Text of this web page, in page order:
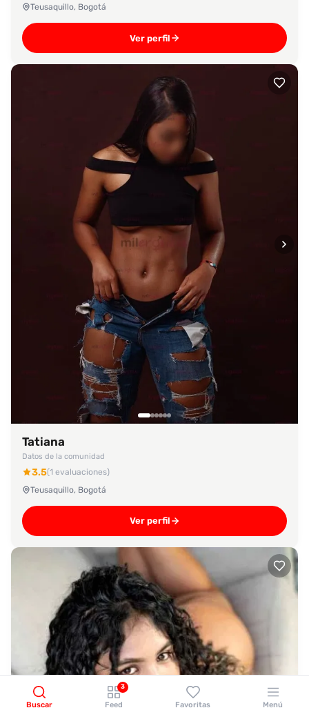
Teusaquillo, Bogotá
Ver perfil
Tatiana
Datos de la comunidad
3.5(1 evaluaciones)
Teusaquillo, Bogotá
Ver perfil
Buscar
3
Feed Favoritas Menú